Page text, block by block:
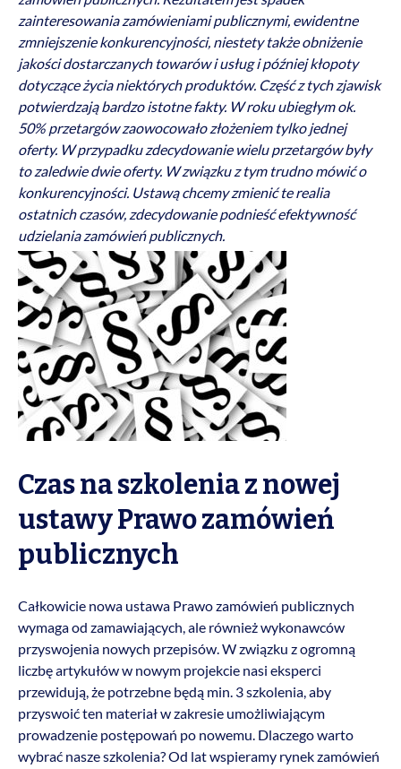
zainteresowania zamówieniami publicznymi, ewidentne
zmniejszenie konkurencyjności, niestety także obniżenie
jakości dostarczanych towarów i usług i później kłopoty
dotyczące życia niektórych produktów. Część z tych zjawisk
potwierdzają bardzo istotne fakty. W roku ubiegłym ok.
50% przetargów zaowocowało złożeniem tylko jednej
oferty. W przypadku zdecydowanie wielu przetargów były
to zaledwie dwie oferty. W związku z tym trudno mówić o
konkurencyjności. Ustawą chcemy zmienić te realia
ostatnich czasów, zdecydowanie podnieść efektywność
udzielania zamówień publicznych.
Czas na szkolenia z nowej
ustawy Prawo zamówień
publicznych
Całkowicie nowa ustawa Prawo zamówień publicznych
wymaga od zamawiających, ale również wykonawców
przyswojenia nowych przepisów. W związku z ogromną
liczbę artykułów w nowym projekcie nasi eksperci
przewidują, że potrzebne będą min. 3 szkolenia, aby
przyswoić ten materiał w zakresie umożliwiającym
prowadzenie postępowań po nowemu. Dlaczego warto
wybrać nasze szkolenia? Od lat wspieramy rynek zamówień